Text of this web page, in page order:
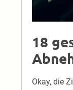
18
Okay, die